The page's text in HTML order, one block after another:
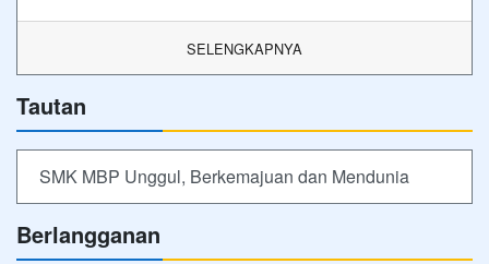
SELENGKAPNYA
Tautan
SMK MBP Unggul, Berkemajuan dan Mendunia
Berlangganan